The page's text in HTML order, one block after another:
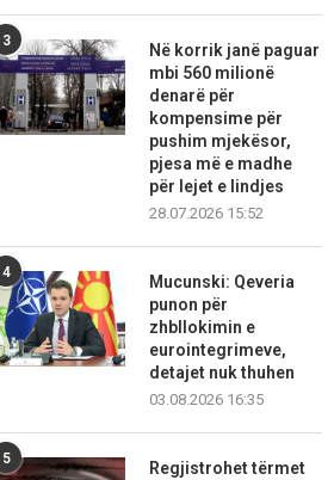
3
Në korrik janë paguar
mbi 560 milionë
denarë për
kompensime për
pushim mjekësor,
pjesa më e madhe
për lejet e lindjes
28.07.2026 15:52
4
Mucunski: Qeveria
punon për
zhbllokimin e
eurointegrimeve,
detajet nuk thuhen
03.08.2026 16:35
5
Regjistrohet tërmet